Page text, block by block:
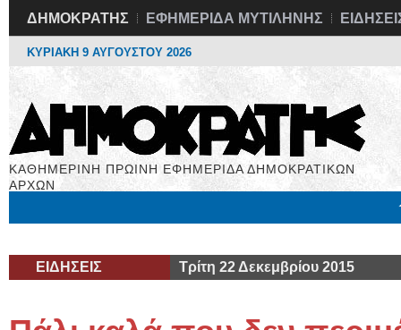
ΔΗΜΟΚΡΑΤΗΣ ΕΦΗΜΕΡΙΔΑ ΜΥΤΙΛΗΝΗΣ
ΚΥΡΙΑΚΗ 9 ΑΥΓΟΥΣΤΟΥ 2026
ΚΑΘΗΜΕΡΙΝΗ ΠΡΩΙΝΗ ΕΦΗΜΕΡΙΔΑ ΔΗΜΟΚΡΑΤΙΚΩΝ
ΑΡΧΩΝ
ΕΙΔΗΣΕΙΣ Τρίτη 22 Δεκεμβρίου 2015